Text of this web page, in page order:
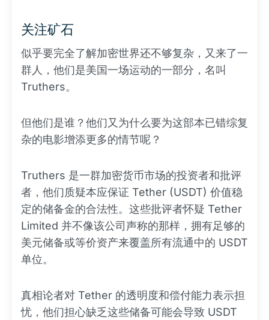
关注矿石
似乎要完全了解加密世界还不够复杂，又来了一
群人，他们是美国一场运动的一部分，名叫
Truthers。
但他们是谁？他们又为什么要为这部本已错综复
杂的电影增添更多的情节呢？
Truthers 是一群加密货币市场的投资者和批评
者，他们质疑本应保证 Tether (USDT) 价值稳
定的储备金的合法性。这些批评者怀疑 Tether
Limited 并不像该公司声称的那样，拥有足够的
美元储备或等价资产来覆盖所有流通中的 USDT
单位。
真相论者对 Tether 的透明度和偿付能力表示担
忧，他们担心缺乏这些储备可能会导致 USDT